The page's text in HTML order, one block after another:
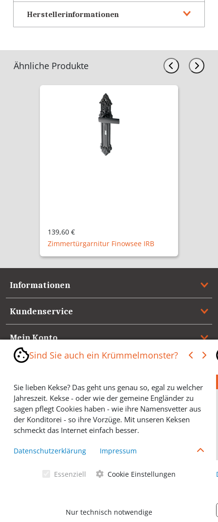
Herstellerinformationen
Ähnliche Produkte
Zimmertürgarnitur Finowsee P
Informationen
Kundenservice
Mein Konto
Referenzen
Medienspiegel & Presseinformationen
*** Vertrag widerrufen ***
Sind Sie auch ein Krümmelmonster?
Sie lieben Kekse? Das geht uns genau so, egal zu welcher
Jahreszeit. Kekse - oder wie der gemeine Engländer zu
sagen pflegt Cookies haben - wie ihre Namensvetter aus
der Konditorei - so ihre Vorzüge. Mit unseren Keksen
schmeckt das Internet einfach besser.
Cookies helfen Ihnen, Ihre gewünschten Artikel schneller
Werbung sparen und selbstverständlich anonyme
Statistiken erstellen (#Ehrensache). Deshalb schmecken
Datenschutzerklärung Impressum
Essenziell Cookie Einstellungen
Nur technisch notwendige